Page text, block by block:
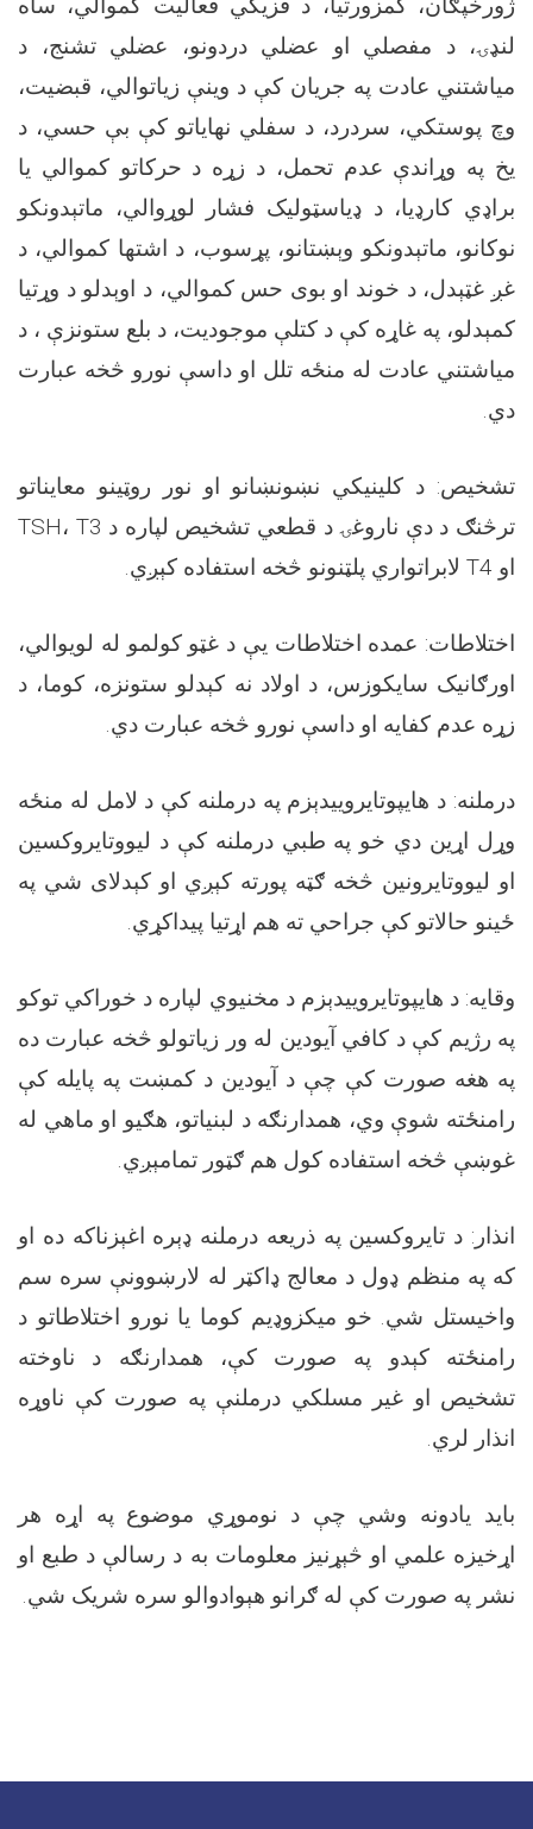
ژورخپګان، کمزورتیا، د فزیکي فعالیت کموالي، ساه
لنډۍ، د مفصلي او عضلي دردونو، عضلي تشنج، د
میاشتني عادت په جریان کې د وینې زیاتوالي، قبضیت،
وچ پوستکي، سردرد، د سفلي نهایاتو کې بې حسي، د
یخ په وړاندې عدم تحمل، د زړه د حرکاتو کموالي یا
براډي کارډیا، د ډیاسټولیک فشار لوړوالي، ماتېدونکو
نوکانو، ماتېدونکو وېښتانو، پړسوب، د اشتها کموالي، د
غږ غټېدل، د خوند او بوی حس کموالي، د اوېدلو د وړتیا
کمېدلو، په غاړه کې د کتلې موجودیت، د بلع ستونزې ، د
میاشتني عادت له منځه تلل او داسې نورو څخه عبارت
دي.
تشخیص: د کلینیکي نښونښانو او نور روټینو معایناتو
ترڅنګ د دې ناروغۍ د قطعي تشخیص لپاره د
، T3
او
لابراتواري پلټنونو څخه استفاده کېږي.
اختلاطات: عمده اختلاطات یې د غټو کولمو له لویوالي،
اورګانیک سایکوزس، د اولاد نه کېدلو ستونزه، کوما، د
زړه عدم کفایه او داسې نورو څخه عبارت دي.
درملنه: د هایپوتایروییدېزم په درملنه کې د لامل له منځه
وړل اړین دي خو په طبي درملنه کې د لیووتایروکسین
او لیووتایرونین څخه ګټه پورته کېږي او کېدلای شي په
ځینو حالاتو کې جراحي ته هم اړتیا پیداکړي.
وقایه: د هایپوتایروییدېزم د مخنیوي لپاره د خوراکي توکو
په رژیم کې د کافي آیودین له ور زیاتولو څخه عبارت ده
په هغه صورت کې چې د آیودین د کمښت په پایله کې
رامنځته شوې وي، همدارنګه د لبنیاتو، هګیو او ماهي له
غوښې څخه استفاده کول هم ګټور تمامېږي.
انذار: د تایروکسین په ذریعه درملنه ډېره اغېزناکه ده او
که په منظم ډول د معالج ډاکټر له لارښوونې سره سم
واخیستل شي. خو میکزوډیم کوما یا نورو اختلاطاتو د
رامنځته کېدو په صورت کې، همدارنګه د ناوخته
تشخیص او غیر مسلکي درملنې په صورت کې ناوړه
انذار لري.
باید یادونه وشي چې د نوموړي موضوع په اړه هر
اړخیزه علمي او څېړنیز معلومات به د رسالې د طبع او
نشر په صورت کې له ګرانو هېوادوالو سره شریک شي.